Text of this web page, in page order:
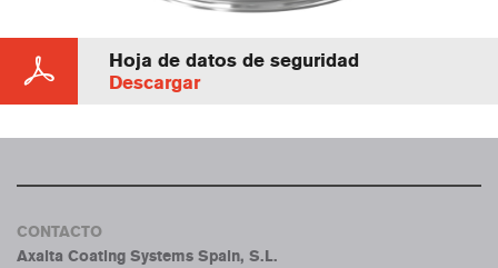
Hoja de datos de seguridad
Descargar
CONTACTO
Axalta Coating Systems Spain, S.L.